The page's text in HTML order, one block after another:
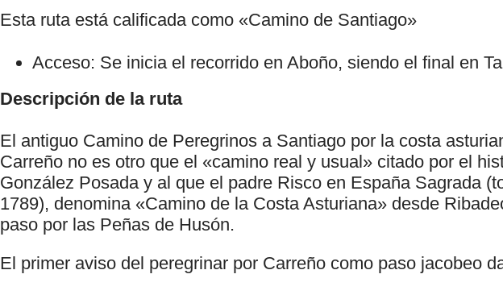
Esta ruta está calificada como «Camino de Santiago»
Acceso: Se inicia el recorrido en Aboño, siendo el final en
Descripción de la ruta
El antiguo Camino de Peregrinos a Santiago por la costa
Carreño no es otro que el «camino real y usual» citado por el
González Posada y al que el padre Risco en España Sagrada
1789), denomina «Camino de la Costa Asturiana» desde
paso por las Peñas de Husón.
El primer aviso del peregrinar por Carreño como paso jacobeo